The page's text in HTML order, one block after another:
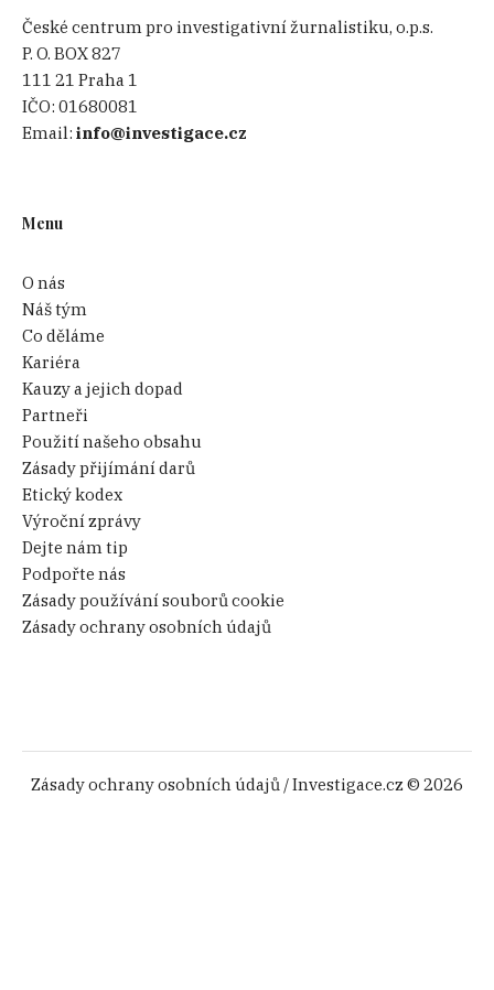
České centrum pro investigativní žurnalistiku, o.p.s.
P. O. BOX 827
111 21 Praha 1
IČO:01680081
Email:info@investigace.cz
Menu
O nás
Náš tým
Co děláme
Kariéra
Kauzy a jejich dopad
Partneři
Použití našeho obsahu
Zásady přijímání darů
Etický kodex
Výroční zprávy
Dejte nám tip
Podpořte nás
Zásady používání souborů cookie
Zásady ochrany osobních údajů
Zásady ochrany osobních údajů / Investigace.cz © 2026